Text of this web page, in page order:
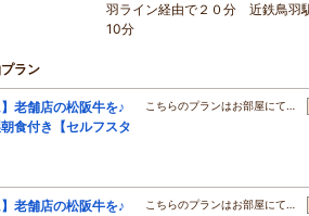
羽ライン経由で２０分 近鉄鳥羽
10分
ラン
老舗店の松阪牛を♪
食付き【セルフスタ
こちらのプランはお部屋にて…
老舗店の松阪牛を♪
こちらのプランはお部屋にて…